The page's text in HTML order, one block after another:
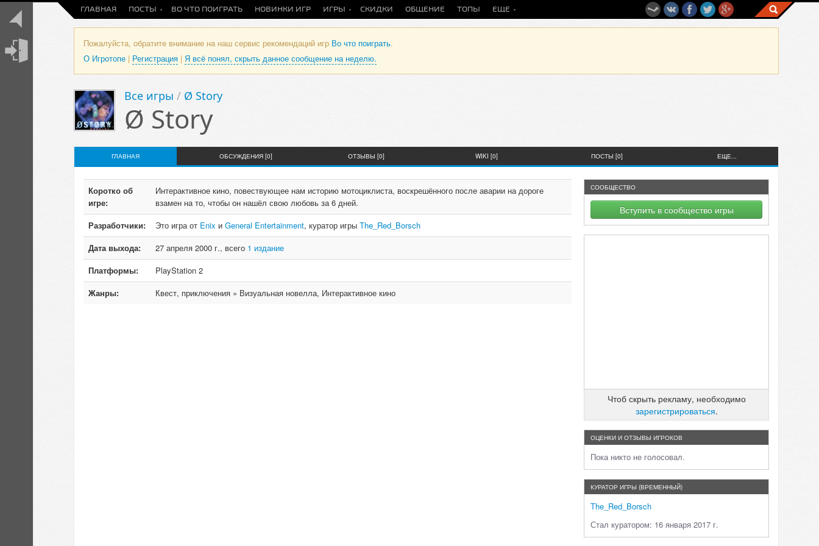
ГЛАВНАЯ ПОСТЫ ВО ЧТО ПОИГРАТЬ НОВИНКИ ИГР ИГРЫ СКИДКИ ОБЩЕНИЕ ТОПЫ ЕЩЕ
Пожалуйста, обратите внимание на наш сервис рекомендаций игр Во что поиграть.
О Игротопе | Регистрация | Я всё понял, скрыть данное сообщение на неделю.
Все игры / Ø Story
Ø Story
ГЛАВНАЯ ОБСУЖДЕНИЯ [0] ОТЗЫВЫ [0] WIKI [0] ПОСТЫ [0] ЕЩЕ...
Коротко об
игре:
Интерактивное кино, повествующее нам историю мотоциклиста, воскрешённого после аварии на дороге
взамен на то, чтобы он нашёл свою любовь за 6 дней.
Разработчики:
Это игра от Enix и General Entertainment, куратор игры The_Red_Borsch
Дата выхода:
27 апреля 2000 г., всего 1 издание
Платформы:
PlayStation 2
Жанры:
Квест, приключения » Визуальная новелла, Интерактивное кино
СООБЩЕСТВО
Вступить в сообщество игры
Чтоб скрыть рекламу, необходимо
зарегистрироваться.
ОЦЕНКИ И ОТЗЫВЫ ИГРОКОВ
Пока никто не голосовал.
КУРАТОР ИГРЫ (ВРЕМЕННЫЙ)
The_Red_Borsch
Стал куратором: 16 января 2017 г.